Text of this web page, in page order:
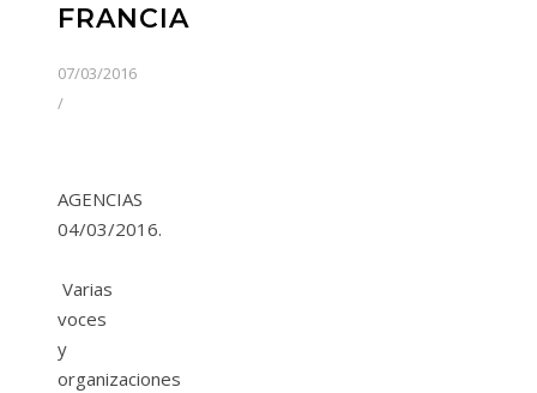
FRANCIA
07/03/2016
/
AGENCIAS
04/03/2016.
Varias
voces
y
organizaciones